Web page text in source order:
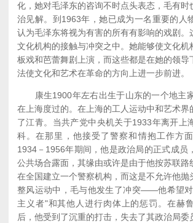
化，她对毛泽东的咨询不时点头表态，毛有时
治见解。到1963年，她已成为一名重要的人
认为毛泽东将视为有害的所有有影响的戏剧。
文化机构的接触与冲突之中。她能够使文化机
板戏和芭蕾舞剧上演，而这些都是在她的领导
法使文化和艺术在革命的方向上进一步前进。
康生1900年左右出生于山东的一个地主
在上海度过的。在上海的工人运动中和艺术界
了江青。当共产党中央机关于1933年离开上
科。在那里，他接受了警察和情抱工作方
1934－1956年期间，他是政治局的正式成员
公共场合露面，其缘由或许是由于他按苏联路
在全国建立一个警察机构，而这是不允许他抛
整风运动中，毛与他发生了冲突——他希望
主义者"和其他人进行肉体上的惩罚。在赫
后，他受到了沉重的打击，失去了其政治局委